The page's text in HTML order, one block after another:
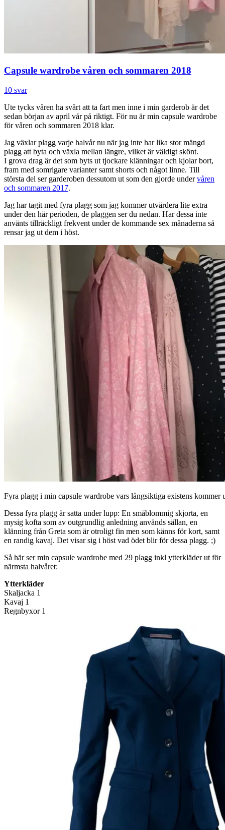
Capsule wardrobe våren och sommaren 2018
10 svar
Ute tycks våren ha svårt att ta fart men inne i min garderob är det
sedan början av april vår på riktigt. För nu är min capsule wardrobe
för våren och sommaren 2018 klar.
Jag växlar plagg varje halvår nu när jag inte har lika stor mängd
plagg att byta och växla mellan längre, vilket är väldigt skönt.
I grova drag är det som byts ut tjockare klänningar och kjolar bort,
fram med somrigare varianter samt shorts och något linne. Till
största del ser garderoben dessutom ut som den gjorde undervåren
och sommaren 2017.
Jag har tagit med fyra plagg som jag kommer utvärdera lite extra
under den här perioden, de plaggen ser du nedan. Har dessa inte
använts tillräckligt frekvent under de kommande sex månaderna så
rensar jag ut dem i höst.
Fyra plagg i min capsule wardrobe vars långsiktiga existens kommer
Dessa fyra plagg är satta under lupp: En småblommig skjorta, en
mysig kofta som av outgrundlig anledning används sällan, en
klänning från Greta som är otroligt fin men som känns för kort, samt
en randig kavaj. Det visar sig i höst vad ödet blir för dessa plagg. ;)
Så här ser min capsule wardrobe med 29 plagg inkl ytterkläder ut för
närmsta halvåret:
Ytterkläder
Skaljacka 1
Kavaj 1
Regnbyxor 1